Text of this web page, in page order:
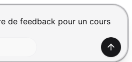
envoyer, Maj+Entrée pour